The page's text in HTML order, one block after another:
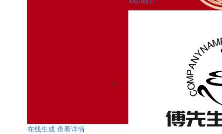
在线生成 查看详情